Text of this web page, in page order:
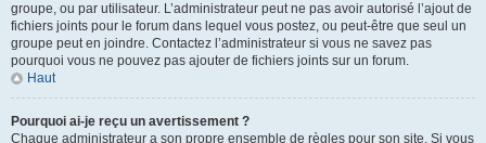
groupe, ou par utilisateur. L’administrateur peut ne pas avoir autorisé l’ajout de
fichiers joints pour le forum dans lequel vous postez, ou peut-être que seul un
groupe peut en joindre. Contactez l’administrateur si vous ne savez pas
pourquoi vous ne pouvez pas ajouter de fichiers joints sur un forum.
Haut
Pourquoi ai-je reçu un avertissement ?
Chaque administrateur a son propre ensemble de règles pour son site. Si vous